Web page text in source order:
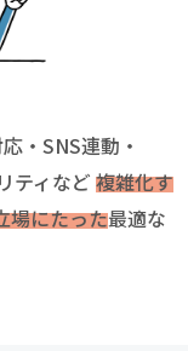
・SNS連動・
ティなど 複雑化す
場にたった最適な